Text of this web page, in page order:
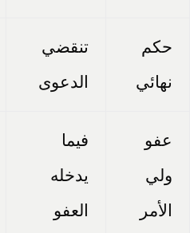
حكم
نهائي
تنقضي
الدعوى
عفو
ولي
الأمر
فيما
يدخله
العفو